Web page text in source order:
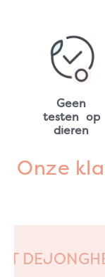
Geen
testen op
dieren
Onze